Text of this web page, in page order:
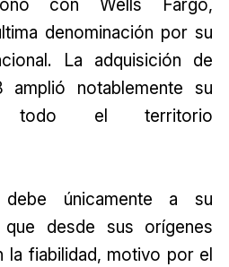
con Wells Fargo,
denominación por su
La adquisición de
amplió notablemente su
todo el territorio
únicamente a su
desde sus orígenes
la fiabilidad, motivo por el